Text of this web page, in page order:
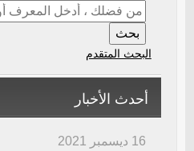
البحث المتقدم
أحدث الأخبار
16 ديسمبر 2021